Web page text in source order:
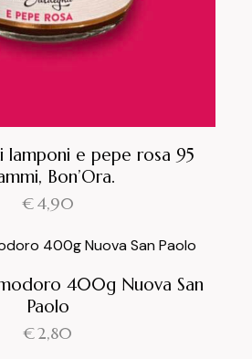
lamponi e pepe rosa 95
Bon’Ora.
€4,90
400g Nuova San
Paolo
€2,80